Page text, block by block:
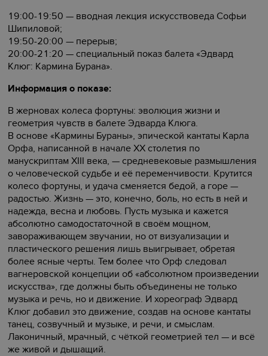
19:00-19:50 — вводная лекция искусствоведа Софьи
Шипиловой;
19:50-20:00 — перерыв;
20:00-21:20 — специальный показ балета «Эдвард
Клюг: Кармина Бурана».
Информация о показе:
В жерновах колеса фортуны: эволюция жизни и
геометрия чувств в балете Эдварда Клюга.
В основе «Кармины Бураны», эпической кантаты Карла
Орфа, написанной в начале XX столетия по
манускриптам XIII века, — средневековые размышления
о человеческой судьбе и её переменчивости. Крутится
колесо фортуны, и удача сменяется бедой, а горе —
радостью. Жизнь — это, конечно, боль, но есть в ней и
надежда, весна и любовь. Пусть музыка и кажется
абсолютно самодостаточной в своём мощном,
завораживающем звучании, но от визуализации и
пластического решения лишь выигрывает, обретая
более ясные черты. Тем более что Орф следовал
вагнеровской концепции об «абсолютном произведении
искусства», где должны быть объединены не только
музыка и речь, но и движение. И хореограф Эдвард
Клюг добавил это движение, создав на основе кантаты
танец, созвучный и музыке, и речи, и смыслам.
Лаконичный, мрачный, с чёткой геометрией тел — и всё
же живой и дышащий.